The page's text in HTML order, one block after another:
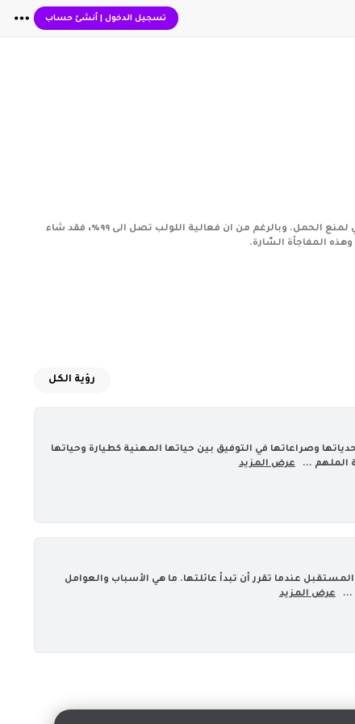
تسجيل الدخول| أنشئ حساب
<div dir="rtl">في المرة الأولى حملت سالي وولّدت بسهولة. الا انها لم تكن مستعدة للحمل بمولود ثان. فقررت ان تستعين بلولب هرموني لمنع الحمل. وبالرغم من ان فعالية اللولب تصل الى ٩٩٪؜، فقد شاء
المفاجأة السّارة.
رؤية الكل
وصراعاتها في التوفيق بين حياتها المهنية كطيارة وحياتها
الملهم ...
عرض المزيد
عندما تقرر أن تبدأ عائلتها. ما هي الأسباب والعوامل
...
عرض المزيد